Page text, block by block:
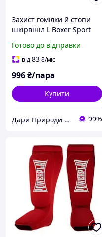
Захист гомілки й стопи
шкірвініл L Boxer Sport
Готово до відправки
від83₴/міс
996₴/пара
Купити
Дари Природи ФОП Жуковський Т.А. 99%